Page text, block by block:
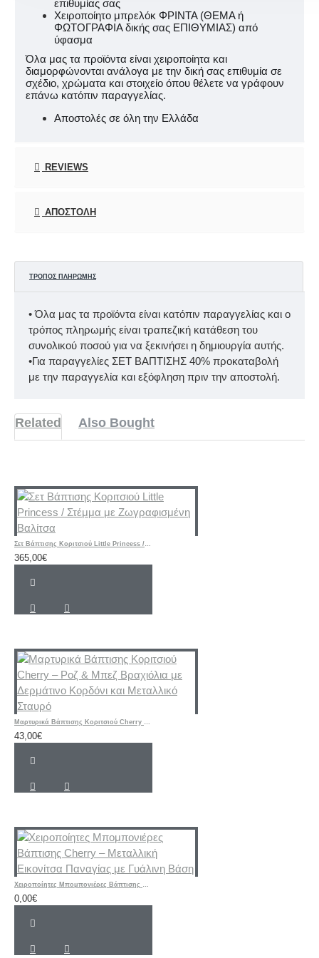
επιθυμίας σας
Χειροποίητο μπρελόκ ΦΡΙΝΤΑ (ΘΕΜΑ ή
ΦΩΤΟΓΡΑΦΙΑ δικής σας ΕΠΙΘΥΜΙΑΣ) από
ύφασμα
Όλα μας τα προϊόντα είναι χειροποίητα και
διαμορφώνονται ανάλογα με την δική σας επιθυμία σε
σχέδιο, χρώματα και στοιχείο όπου θέλετε να γράφουν
επάνω κατόπιν παραγγελίας.
Αποστολές σε όλη την Ελλάδα
REVIEWS
ΑΠΟΣΤΟΛΉ
ΤΡΌΠΟΣ ΠΛΗΡΩΜΉΣ
• Όλα μας τα προϊόντα είναι κατόπιν παραγγελίας και ο
τρόπος πληρωμής είναι τραπεζική κατάθεση του
συνολικού ποσού για να ξεκινήσει η δημιουργία αυτής.
•Για παραγγελίες ΣΕΤ ΒΑΠΤΙΣΗΣ 40% προκαταβολή
με την παραγγελία και εξόφληση πριν την αποστολή.
Related Also Bought
365,00€
43,00€
0,00€